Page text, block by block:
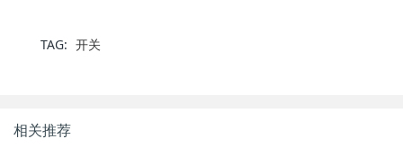
TAG: 开关
相关推荐